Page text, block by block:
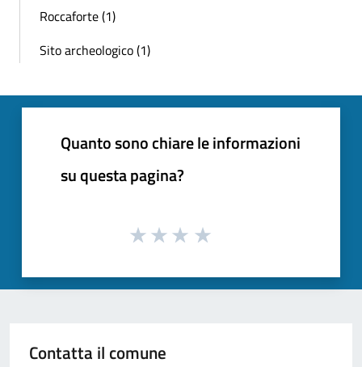
Roccaforte (1)
Sito archeologico (1)
Quanto sono chiare le informazioni
su questa pagina?
Contatta il comune